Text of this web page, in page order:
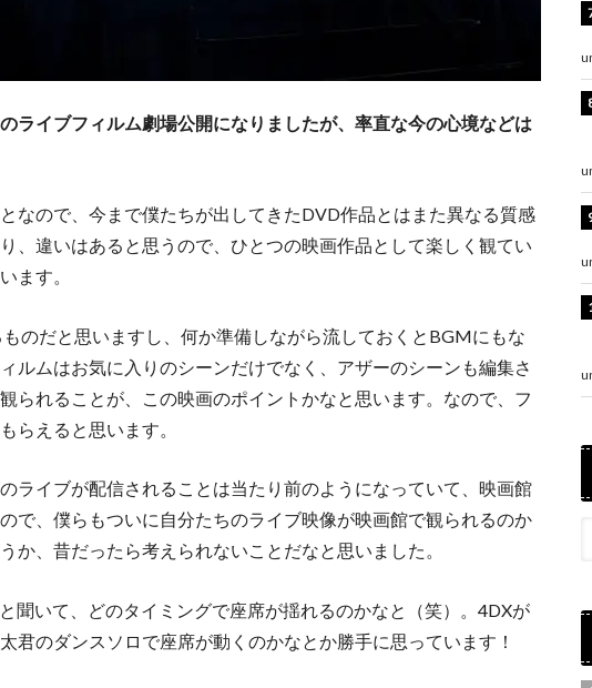
イブフィルム劇場公開になりましたが、率直な今の心境などは
なので、今まで僕たちが出してきたDVD作品とはまた異なる質感
、違いはあると思うので、ひとつの映画作品として楽しく観てい
ます。
のだと思いますし、何か準備しながら流しておくとBGMにもな
ルムはお気に入りのシーンだけでなく、アザーのシーンも編集さ
られることが、この映画のポイントかなと思います。なので、フ
らえると思います。
ライブが配信されることは当たり前のようになっていて、映画館
で、僕らもついに自分たちのライブ映像が映画館で観られるのか
か、昔だったら考えられないことだなと思いました。
聞いて、どのタイミングで座席が揺れるのかなと（笑）。4DXが
君のダンスソロで座席が動くのかなとか勝手に思っています！